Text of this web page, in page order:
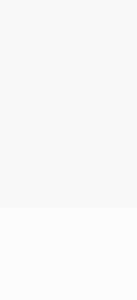
conseil
le
de gang
25